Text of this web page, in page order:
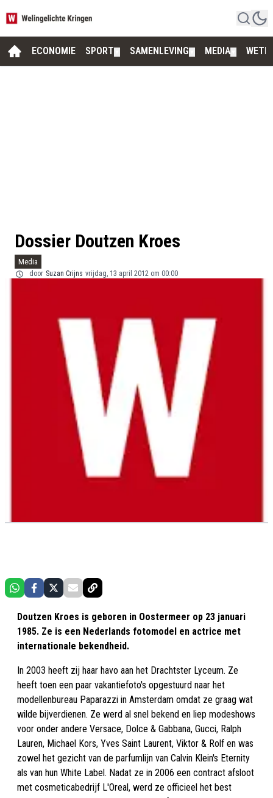
ECONOMIE SPORT SAMENLEVING MEDIA
Dossier Doutzen Kroes
Media
door Suzan Crijns vrijdag, 13 april 2012 om 00:00
Doutzen Kroes is geboren in Oostermeer op 23 januari
1985. Ze is een Nederlands fotomodel en actrice met
internationale bekendheid.
In 2003 heeft zij haar havo aan het Drachtster Lyceum. Ze
heeft toen een paar vakantiefoto's opgestuurd naar het
modellenbureau Paparazzi in Amsterdam omdat ze graag wat
wilde bijverdienen. Ze werd al snel bekend en liep modeshows
voor onder andere Versace, Dolce & Gabbana, Gucci, Ralph
Lauren, Michael Kors, Yves Saint Laurent, Viktor & Rolf en was
zowel het gezicht van de parfumlijn van Calvin Klein's Eternity
als van hun White Label. Nadat ze in 2006 een contract afsloot
met cosmeticabedrijf L'Oreal, werd ze officieel het best